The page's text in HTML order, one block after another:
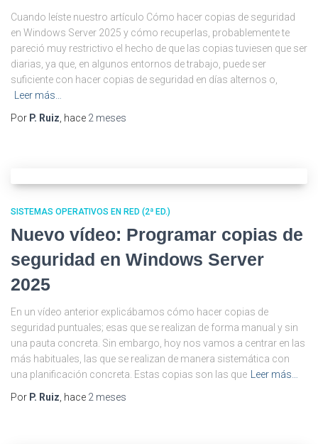
Cuando leíste nuestro artículo Cómo hacer copias de seguridad
en Windows Server 2025 y cómo recuperlas, probablemente te
pareció muy restrictivo el hecho de que las copias tuviesen que ser
diarias, ya que, en algunos entornos de trabajo, puede ser
suficiente con hacer copias de seguridad en días alternos o,
Leer más…
Por P. Ruiz , hace 2 meses
SISTEMAS OPERATIVOS EN RED (2ª ED.)
Nuevo vídeo: Programar copias de
seguridad en Windows Server
2025
En un vídeo anterior explicábamos cómo hacer copias de
seguridad puntuales; esas que se realizan de forma manual y sin
una pauta concreta. Sin embargo, hoy nos vamos a centrar en las
más habituales, las que se realizan de manera sistemática con
una planificación concreta. Estas copias son las que
Leer más…
Por P. Ruiz , hace 2 meses